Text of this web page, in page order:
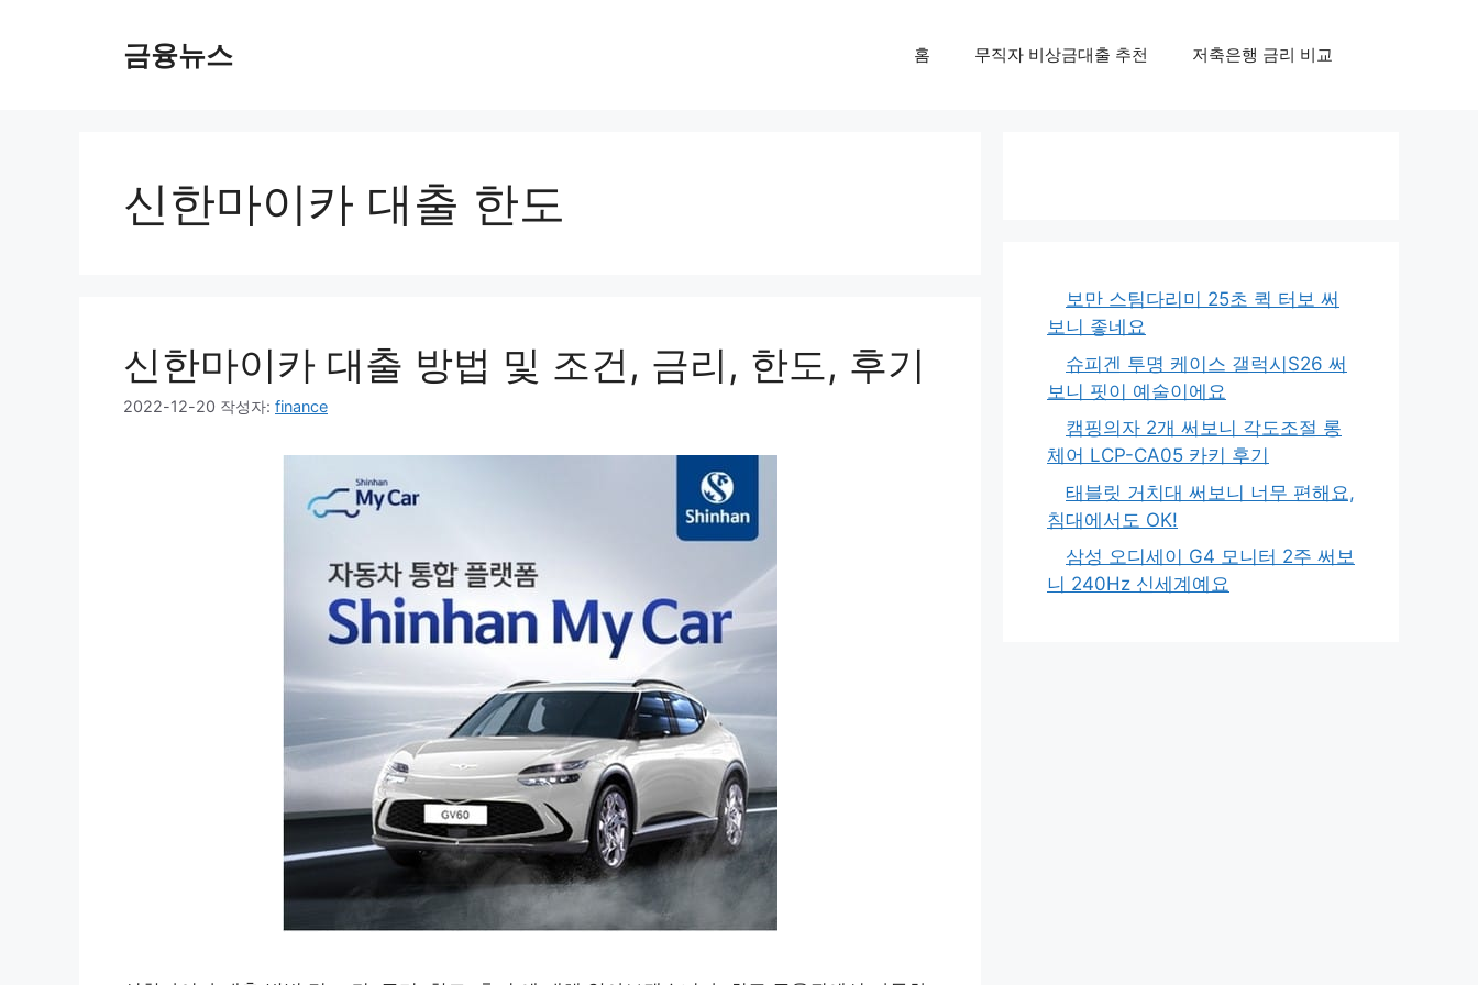
금융뉴스 홈 무직자 비상금대출 추천 저축은행 금리 비교
신한마이카 대출 한도
신한마이카 대출 방법 및 조건, 금리, 한도, 후기
2022-12-20 작성자: finance
보만 스팀다리미 25초 퀵 터보 써
보니 좋네요
슈피겐 투명 케이스 갤럭시S26 써
보니 핏이 예술이에요
캠핑의자 2개 써보니 각도조절 롱
체어 LCP-CA05 카키 후기
태블릿 거치대 써보니 너무 편해요,
침대에서도 OK!
삼성 오디세이 G4 모니터 2주 써보
니 240Hz 신세계예요